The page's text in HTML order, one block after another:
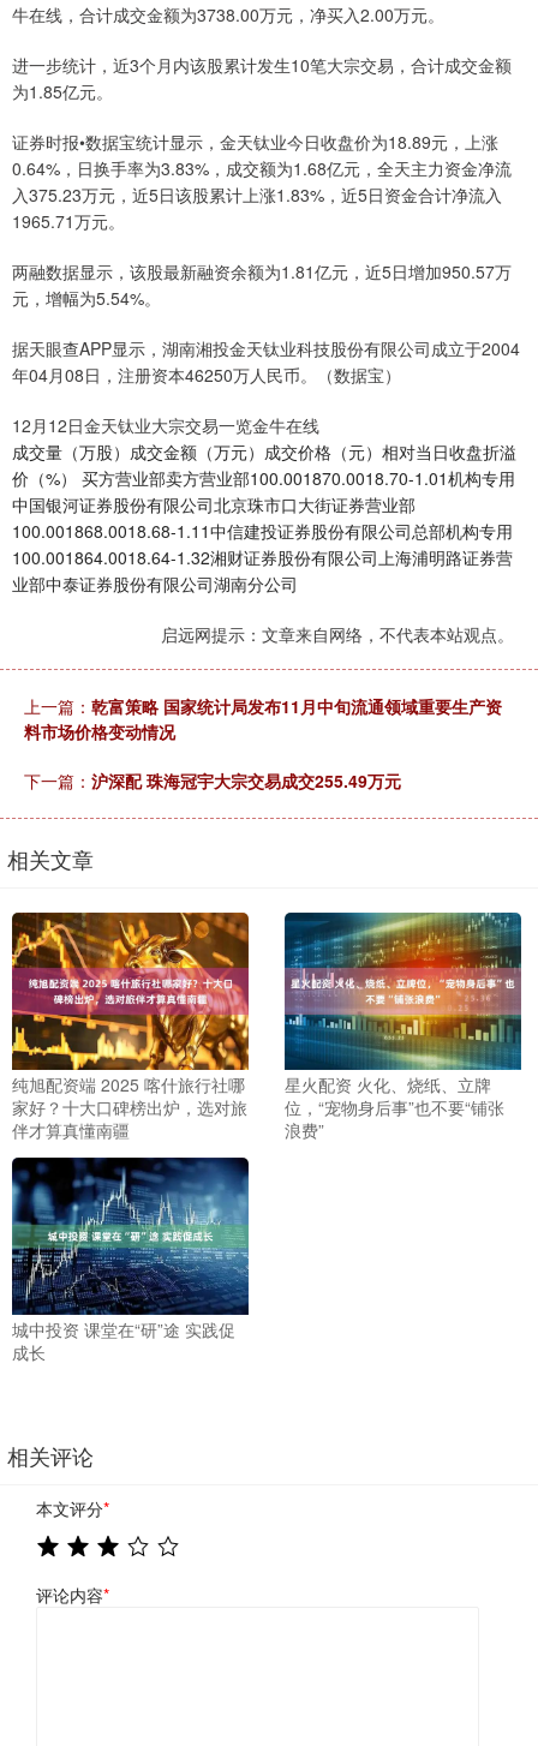
牛在线，合计成交金额为3738.00万元，净买入2.00万元。
进一步统计，近3个月内该股累计发生10笔大宗交易，合计成交金额
为1.85亿元。
证券时报•数据宝统计显示，金天钛业今日收盘价为18.89元，上涨
0.64%，日换手率为3.83%，成交额为1.68亿元，全天主力资金净流
入375.23万元，近5日该股累计上涨1.83%，近5日资金合计净流入
1965.71万元。
两融数据显示，该股最新融资余额为1.81亿元，近5日增加950.57万
元，增幅为5.54%。
据天眼查APP显示，湖南湘投金天钛业科技股份有限公司成立于2004
年04月08日，注册资本46250万人民币。（数据宝）
12月12日金天钛业大宗交易一览金牛在线
成交量（万股）成交金额（万元）成交价格（元）相对当日收盘折溢
价（%） 买方营业部卖方营业部100.001870.0018.70-1.01机构专用
中国银河证券股份有限公司北京珠市口大街证券营业部
100.001868.0018.68-1.11中信建投证券股份有限公司总部机构专用
100.001864.0018.64-1.32湘财证券股份有限公司上海浦明路证券营
业部中泰证券股份有限公司湖南分公司
启远网提示：文章来自网络，不代表本站观点。
上一篇： 乾富策略 国家统计局发布11月中旬流通领域重要生产资
料市场价格变动情况
下一篇： 沪深配 珠海冠宇大宗交易成交255.49万元
相关文章
纯旭配资端 2025 喀什旅行社哪
家好？十大口碑榜出炉，选对旅
伴才算真懂南疆
星火配资 火化、烧纸、立牌
位，“宠物身后事”也不要“铺张
浪费”
城中投资 课堂在“研”途 实践促
成长
相关评论
本文评分*
评论内容*